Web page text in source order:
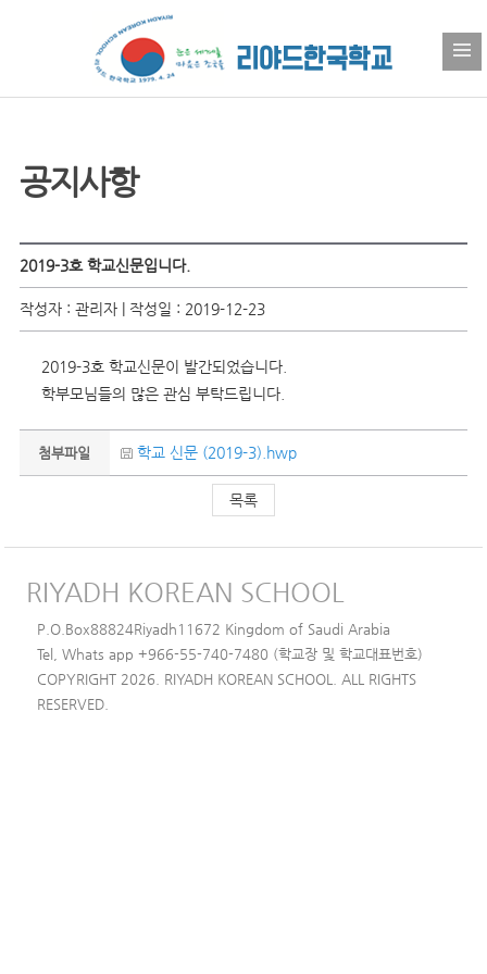
공지사항
2019-3호 학교신문입니다.
작성자 : 관리자 | 작성일 : 2019-12-23
2019-3호 학교신문이 발간되었습니다.
학부모님들의 많은 관심 부탁드립니다.
첨부파일 학교 신문 (2019-3).hwp
목록
RIYADH KOREAN SCHOOL
P.O.Box88824Riyadh11672 Kingdom of Saudi Arabia
Tel, Whats app +966-55-740-7480 (학교장 및 학교대표번호)
COPYRIGHT 2026. RIYADH KOREAN SCHOOL. ALL RIGHTS
RESERVED.